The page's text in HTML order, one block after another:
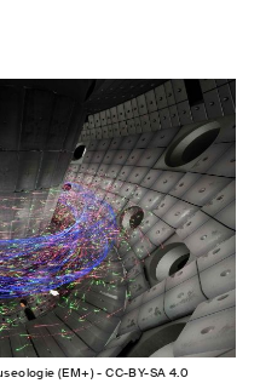
(EM+) - CC-BY-SA 4.0